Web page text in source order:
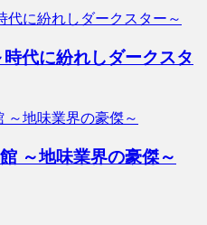
代に紛れしダークスタ
～地味業界の豪傑～